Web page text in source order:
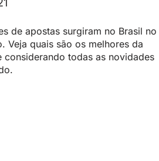
de apostas surgiram no Brasil no
Veja quais são os melhores da
considerando todas as novidades